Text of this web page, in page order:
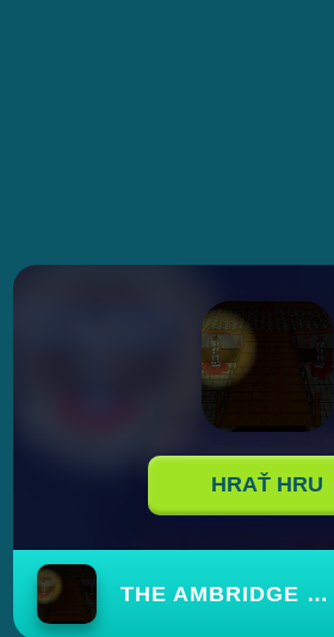
HRAŤ HRU
THE AMBRIDGE MANSION - DAY 2